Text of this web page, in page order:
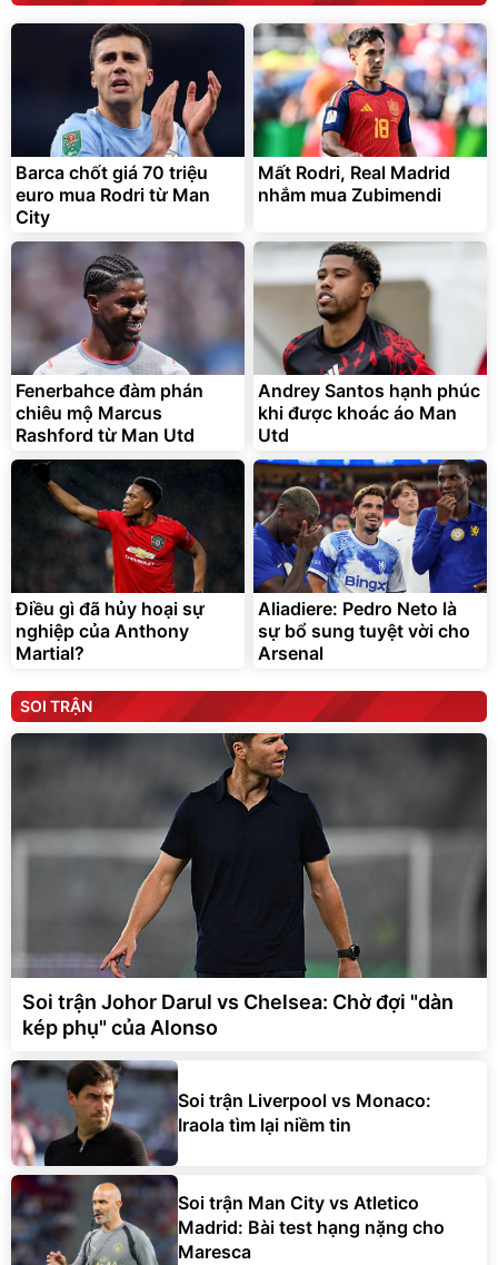
Barca chốt giá 70 triệu
euro mua Rodri từ Man
City
Mất Rodri, Real Madrid
nhắm mua Zubimendi
Fenerbahce đàm phán
chiêu mộ Marcus
Rashford từ Man Utd
Andrey Santos hạnh phúc
khi được khoác áo Man
Utd
Điều gì đã hủy hoại sự
nghiệp của Anthony
Martial?
Aliadiere: Pedro Neto là
sự bổ sung tuyệt vời cho
Arsenal
SOI TRẬN
Soi trận Johor Darul vs Chelsea: Chờ đợi "dàn
kép phụ" của Alonso
Soi trận Liverpool vs Monaco:
Iraola tìm lại niềm tin
Soi trận Man City vs Atletico
Madrid: Bài test hạng nặng cho
Maresca